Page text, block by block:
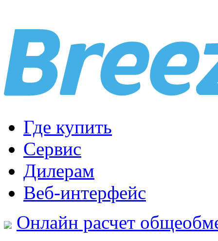
Где купить
Сервис
Дилерам
Веб-интерфейс
Онлайн расчет